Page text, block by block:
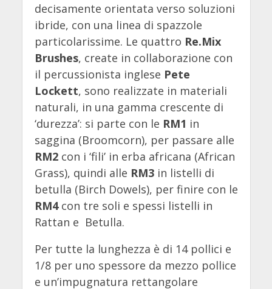
decisamente orientata verso soluzioni
ibride, con una linea di spazzole
particolarissime. Le quattro Re.Mix
Brushes, create in collaborazione con
il percussionista inglese Pete
Lockett, sono realizzate in materiali
naturali, in una gamma crescente di
‘durezza’: si parte con le RM1 in
saggina (Broomcorn), per passare alle
RM2 con i ‘fili’ in erba africana (African
Grass), quindi alle RM3 in listelli di
betulla (Birch Dowels), per finire con le
RM4con tre soli e spessi listelli in
Rattan e Betulla.
Per tutte la lunghezza è di 14 pollici e
1/8 per uno spessore da mezzo pollice
e un’impugnatura rettangolare